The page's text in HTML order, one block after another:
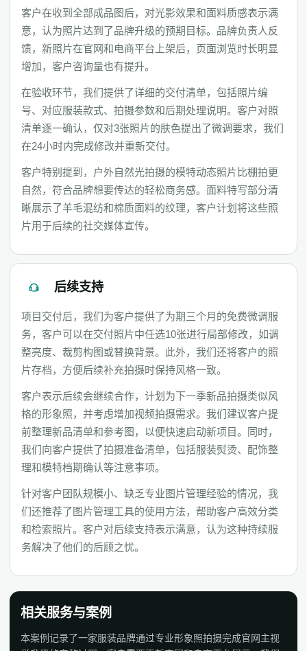
客户在收到全部成品图后，对光影效果和面料质感表示满
意，认为照片达到了品牌升级的预期目标。品牌负责人反
馈，新照片在官网和电商平台上架后，页面浏览时长明显
增加，客户咨询量也有提升。
在验收环节，我们提供了详细的交付清单，包括照片编
号、对应服装款式、拍摄参数和后期处理说明。客户对照
清单逐一确认，仅对3张照片的肤色提出了微调要求，我们
在24小时内完成修改并重新交付。
客户特别提到，户外自然光拍摄的模特动态照片比棚拍更
自然，符合品牌想要传达的轻松商务感。面料特写部分清
晰展示了羊毛混纺和棉质面料的纹理，客户计划将这些照
片用于后续的社交媒体宣传。
后续支持
项目交付后，我们为客户提供了为期三个月的免费微调服
务，客户可以在交付照片中任选10张进行局部修改，如调
整亮度、裁剪构图或替换背景。此外，我们还将客户的照
片存档，方便后续补充拍摄时保持风格一致。
客户表示后续会继续合作，计划为下一季新品拍摄类似风
格的形象照，并考虑增加视频拍摄需求。我们建议客户提
前整理新品清单和参考图，以便快速启动新项目。同时，
我们向客户提供了拍摄准备清单，包括服装熨烫、配饰整
理和模特档期确认等注意事项。
针对客户团队规模小、缺乏专业图片管理经验的情况，我
们还推荐了图片管理工具的使用方法，帮助客户高效分类
和检索照片。客户对后续支持表示满意，认为这种持续服
务解决了他们的后顾之忧。
相关服务与案例
本案例记录了一家服装品牌通过专业形象照拍摄完成官网主视